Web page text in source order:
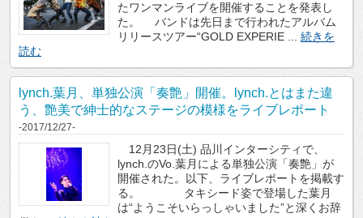
たワンマンライブを開催することを発表し
た。 バンドは先日まで行われたアルバム
リリースツアー“GOLD EXPERIE ... 続きを
読む
lynch.葉月、単独公演「奏艶」開催。lynch.とはまた違
う、艶美で紳士的なステージの模様をライブレポート
-2017/12/27-
12月23日(土) 品川インターシティで、
lynch.のVo.葉月による単独公演「奏艶」が
開催された。以下、ライブレポートを掲載す
る。 タキシード姿で登場した葉月
は“ようこそいらっしゃいました”と深くお辞